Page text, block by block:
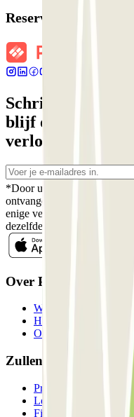
Reserveringsgegevens
Schrijf je in voor
blijf op de hoogte
verlotingen en
*Door u in te schrijven
ontvangen van
enige verplichting kunt u
dezelfde nieuwsbrief.
Over Parclick
Wie we zijn
Hoe het werkt
Onze parkeergarages
Zullen we
Professionals
Leverancier parkeren
Filialen